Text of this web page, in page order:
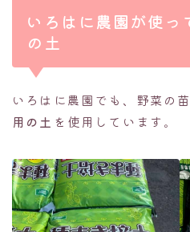
いろはに農園が使っ
の土
いろはに農園でも、野菜の
用の土 を使用しています。